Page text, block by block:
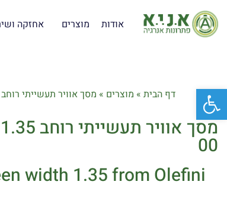
אודות מוצרים אחזקה
דף הבית » מוצרים » מסך אוויר תעשייתי רוחב 1.35 מ' Olefini K-23-00
00
width 1.35 from Olefini
פתח סרגל נגישות